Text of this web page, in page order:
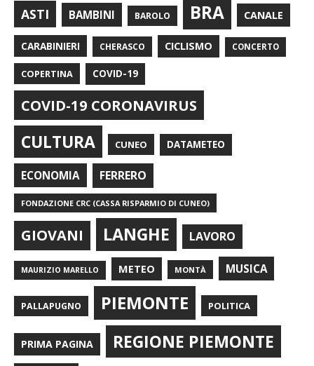
ASTI BAMBINI BAROLO BRA CANALE
CARABINIERI CHERASCO CICLISMO CONCERTO
COPERTINA COVID-19
COVID-19 CORONAVIRUS
CULTURA CUNEO DATAMETEO
ECONOMIA FERRERO
FONDAZIONE CRC (CASSA RISPARMIO DI CUNEO)
GIOVANI LANGHE LAVORO
MAURIZIO MARELLO METEO MONTÀ MUSICA
PALLAPUGNO PIEMONTE POLITICA
PRIMA PAGINA REGIONE PIEMONTE